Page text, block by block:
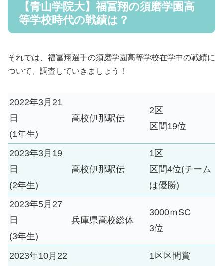
【青山学院大】福冨翔の須磨学園高
等学校時代の戦績は？
それでは、福冨翔選手の須磨学園高等学校在学中の戦績に
ついて、調査していきましょう！
2022年3月21
日
(1年生)
高校伊那駅伝
2区
区間19位
2023年3月19
日
(2年生)
高校伊那駅伝
1区
区間4位(チーム
は優勝)
2023年5月27
日
(3年生)
兵庫県高校総体
3000ｍSC
3位
2023年10月22
1区区間賞